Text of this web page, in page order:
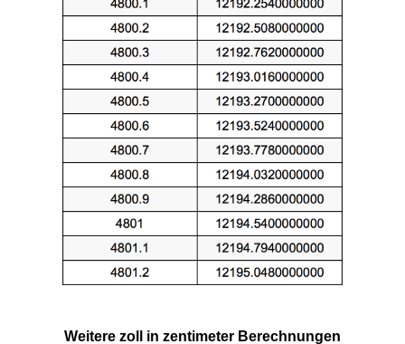
Weitere zoll in zentimeter Berechnungen